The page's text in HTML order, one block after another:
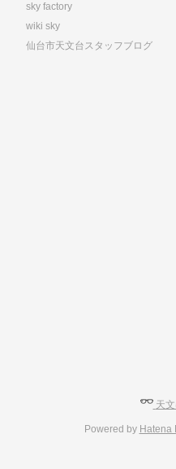
sky factory
wiki sky
仙台市天文台スタッフブログ
天
Powered by Hatena